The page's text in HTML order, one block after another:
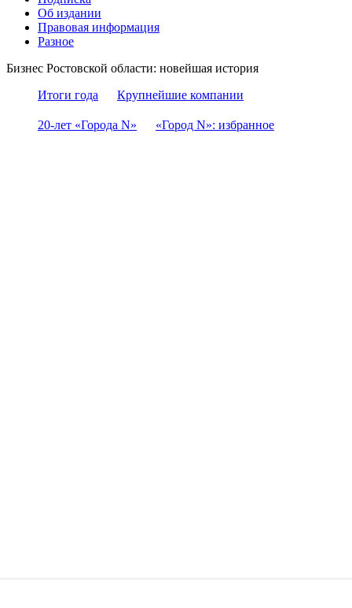
Об издании
Правовая информация
Разное
Бизнес Ростовской области: новейшая история
Итоги года
Крупнейшие компании
20-лет «Города N» «Город N»: избранное